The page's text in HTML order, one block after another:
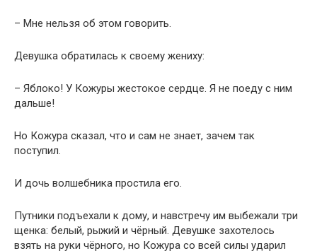
– Мне нельзя об этом говорить.
Девушка обратилась к своему жениху:
– Яблоко! У Кожуры жестокое сердце. Я не поеду с ним
дальше!
Но Кожура сказал, что и сам не знает, зачем так
поступил.
И дочь волшебника простила его.
Путники подъехали к дому, и навстречу им выбежали три
щенка: белый, рыжий и чёрный. Девушке захотелось
взять на руки чёрного, но Кожура со всей силы ударил